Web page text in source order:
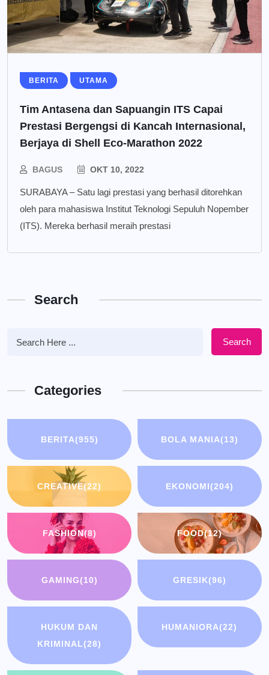
BERITA UTAMA
Tim Antasena dan Sapuangin ITS Capai
Prestasi Bergengsi di Kancah Internasional,
Berjaya di Shell Eco-Marathon 2022
BAGUS OKT 10, 2022
SURABAYA – Satu lagi prestasi yang berhasil ditorehkan
oleh para mahasiswa Institut Teknologi Sepuluh Nopember
(ITS). Mereka berhasil meraih prestasi
Search
Search
Categories
BERITA(955) BOLA MANIA(13)
CREATIVE(22) EKONOMI(204)
FASHION(8) FOOD(12)
GAMING(10) GRESIK(96)
HUKUM DAN
KRIMINAL(28)
HUMANIORA(22)